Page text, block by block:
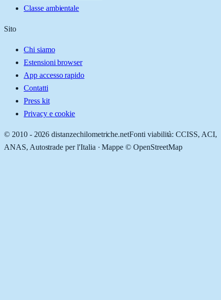
Classe ambientale
Sito
Chi siamo
Estensioni browser
App accesso rapido
Contatti
Press kit
Privacy e cookie
© 2010 - 2026 distanzechilometriche.netFonti viabilità: CCISS, ACI,
ANAS, Autostrade per l'Italia · Mappe © OpenStreetMap